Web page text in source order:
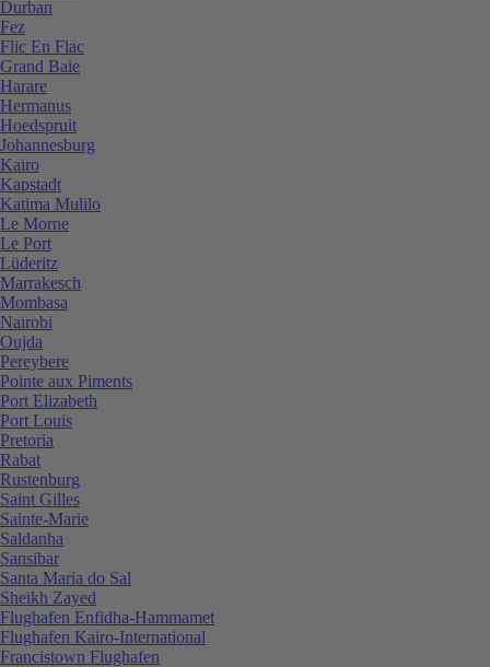
Durban
Fez
Flic En Flac
Grand Baie
Harare
Hermanus
Hoedspruit
Johannesburg
Kairo
Kapstadt
Katima Mulilo
Le Morne
Le Port
Lüderitz
Marrakesch
Mombasa
Nairobi
Oujda
Pereybere
Pointe aux Piments
Port Elizabeth
Port Louis
Pretoria
Rabat
Rustenburg
Saint Gilles
Sainte-Marie
Saldanha
Sansibar
Santa Maria do Sal
Sheikh Zayed
Flughafen Enfidha-Hammamet
Flughafen Kairo-International
Francistown Flughafen